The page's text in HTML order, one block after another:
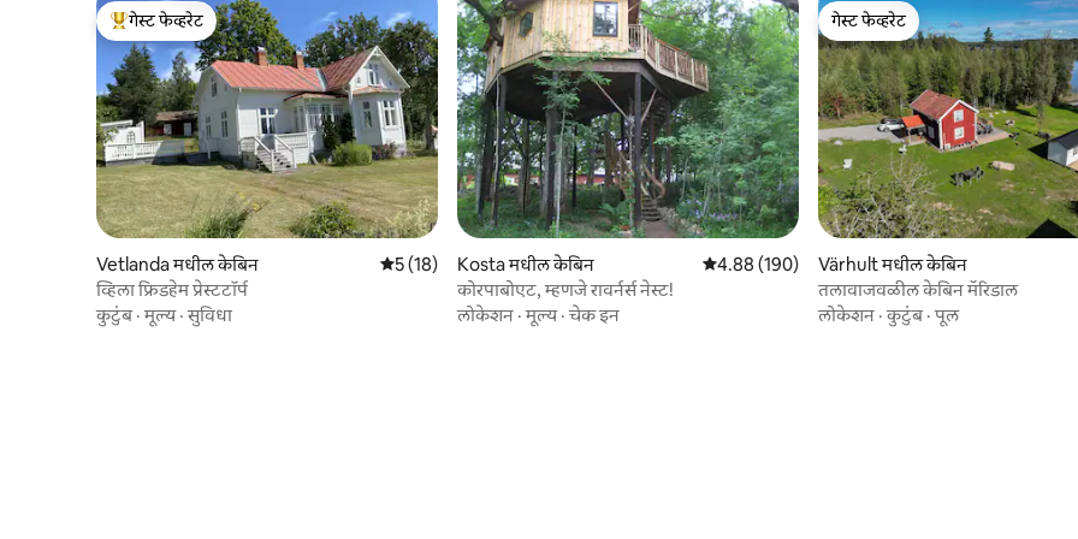
टॉप गेस्ट फेव्हरेट
गेस्ट फेव्हरेट
Vetlanda मधील केबिन 5 पैकी 5 सरासरी रेटिंग, 18 रिव्ह्यूज
5 (18)
व्हिला फ्रिडहेम प्रेस्टटॉर्प
कुटुंब·मूल्य·सुविधा
Kosta मधील केबिन 5 पैकी 4.88 सरासरी रेटिंग, 190 रिव्ह्यूज
4.88 (190)
कोरपाबोएट, म्हणजे रावर्नर्स नेस्ट!
लोकेशन ·मूल्य·चेक इन
गेस्ट फेव्हरेट
गेस्ट फेव्हरेट
Värhult मधील केबिन
तलावाजवळील केबिन मॅरिडाल
लोकेशन ·कुटुंब·पूल